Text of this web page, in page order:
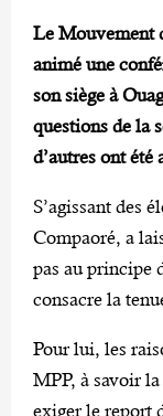
Le Mouvement
animé une
son siège à
questions de la
d’autres ont été
S’agissant des
Compaoré, a
pas au principe
consacre la
Pour lui, les
MPP, à savoir
exiger le report